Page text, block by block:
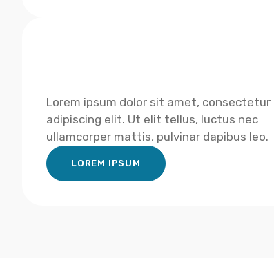
Lorem ipsum dolor sit amet, consectetur
adipiscing elit. Ut elit tellus, luctus nec
ullamcorper mattis, pulvinar dapibus leo.
LOREM IPSUM